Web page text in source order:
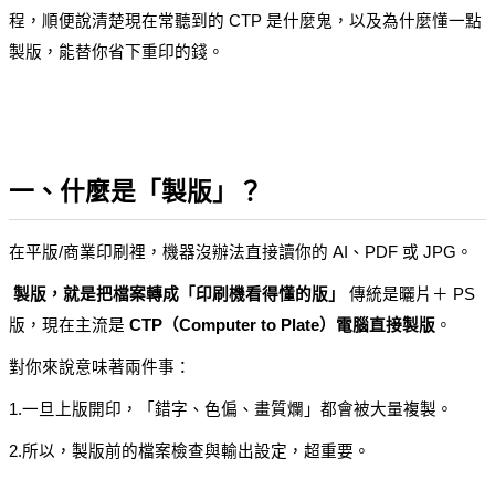
程，順便說清楚現在常聽到的 CTP 是什麼鬼，以及為什麼懂一點
製版，能替你省下重印的錢。
一、什麼是「製版」？
在平版/商業印刷裡，機器沒辦法直接讀你的 AI、PDF 或 JPG。
製版，就是把檔案轉成「印刷機看得懂的版」
傳統是曬片＋ PS
版，現在主流是 CTP（Computer to Plate）電腦直接製版 。
對你來說意味著兩件事：
1.一旦上版開印，「錯字、色偏、畫質爛」都會被大量複製。
2.所以，製版前的檔案檢查與輸出設定，超重要。